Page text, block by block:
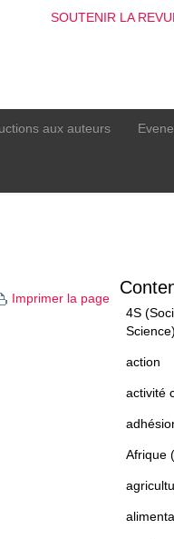
SOUTENIR LA
aux auteurs
Imprimer la page
4S
action
activité
Afrique